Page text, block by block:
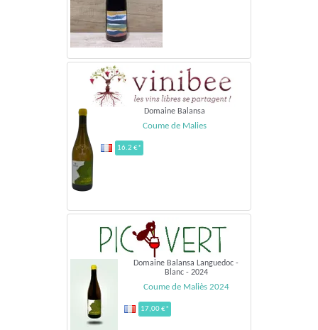
Domaine Balansa
Coume de Malies
16.2 €*
Domaine Balansa Languedoc -
Blanc - 2024
Coume de Maliès 2024
17,00 €*